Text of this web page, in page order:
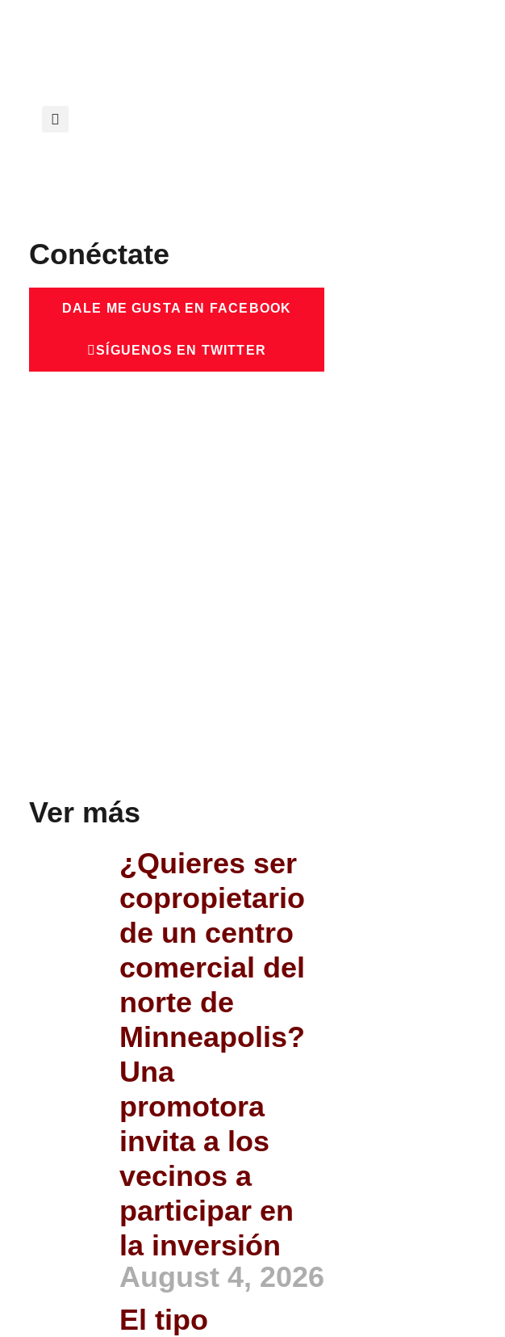
Conéctate
DALE ME GUSTA EN FACEBOOK
SÍGUENOS EN TWITTER
Ver más
¿Quieres ser
copropietario
de un centro
comercial del
norte de
Minneapolis?
Una
promotora
invita a los
vecinos a
participar en
la inversión
August 4, 2026
El tipo